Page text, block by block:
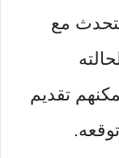
مع
تقديم